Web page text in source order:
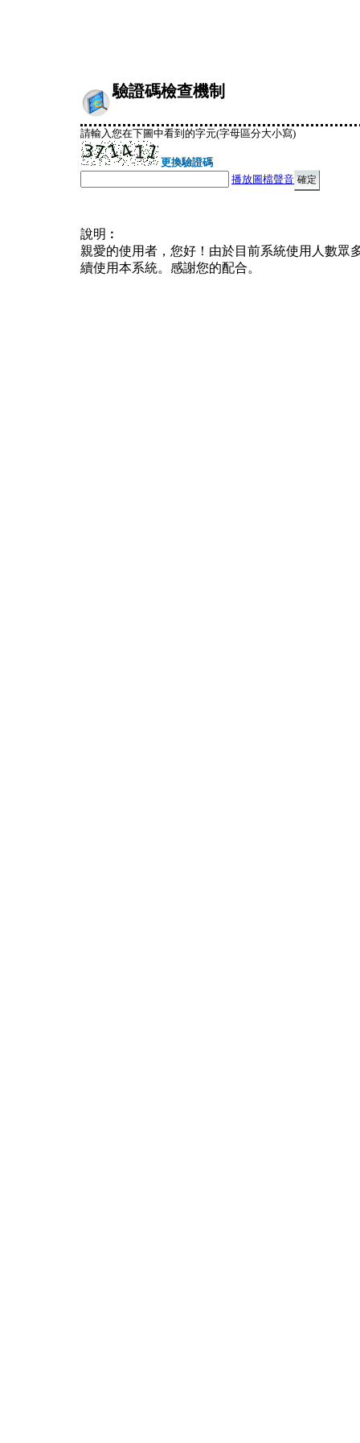
驗證碼檢查機制
請輸入您在下圖中看到的字元(字母區分大小寫)
更換驗證碼
播放圖檔聲音
說明︰
親愛的使用者，您好！由於目前系統使用人數眾
續使用本系統。感謝您的配合。